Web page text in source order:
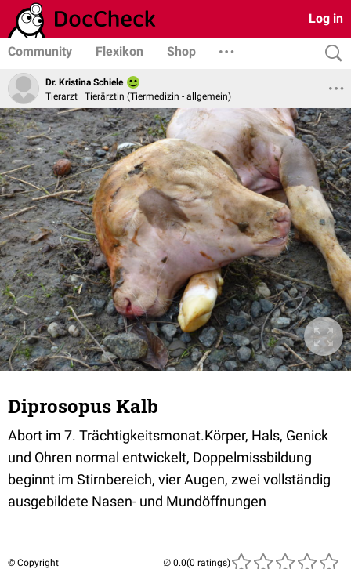
Log in
Community Flexikon Shop
Dr. Kristina Schiele
Tierarzt | Tierärztin (Tiermedizin - allgemein)
Diprosopus Kalb
Abort im 7. Trächtigkeitsmonat.Körper, Hals, Genick
und Ohren normal entwickelt, Doppelmissbildung
beginnt im Stirnbereich, vier Augen, zwei vollständig
ausgebildete Nasen- und Mundöffnungen
© Copyright (0 ratings)